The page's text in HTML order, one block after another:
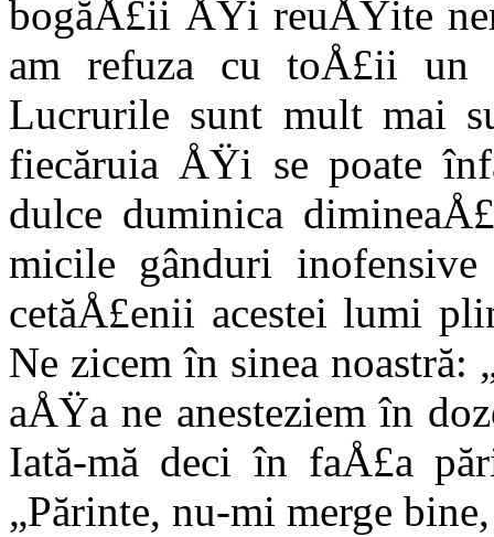
bogăÅ£ii ÅŸi reu­ÅŸite
am re­fuza cu toÅ£ii un
Lucrurile sunt mult mai
fiecăruia ÅŸi se poate
dulce duminica
micile gân­duri
cetăÅ£enii acestei lumi
Ne zicem în sinea
aÅŸa ne anesteziem în
Iată-mă deci în faÅ£a
„Părinte, nu-mi merge